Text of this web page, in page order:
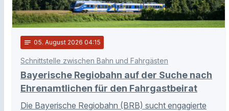
notes 05. August 2026 04:15
Schnittstelle zwischen Bahn und Fahrgästen
Bayerische Regiobahn auf der Suche nach
Ehrenamtlichen für den Fahrgastbeirat
Die Bayerische Regiobahn (BRB) sucht engagierte